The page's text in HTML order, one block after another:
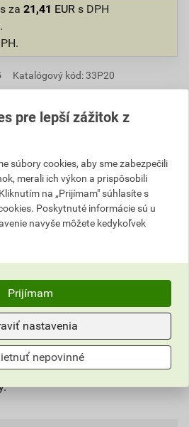
za 21,41 EUR s DPH
Katalógový kód: 33P20
nohavice s náprsenkou
na ľavom boku,
vrecká,
vrecká na náradie na
vrecko a priestor pre
logom,
pre lepší zážitok z
súbory cookies, aby sme zabezpečili
merali ich výkon a prispôsobili
na „Prijímam" súhlasíte s
Poskytnuté informácie sú u
navyše môžete kedykoľvek
Prijímam
nastavenia
nepovinné